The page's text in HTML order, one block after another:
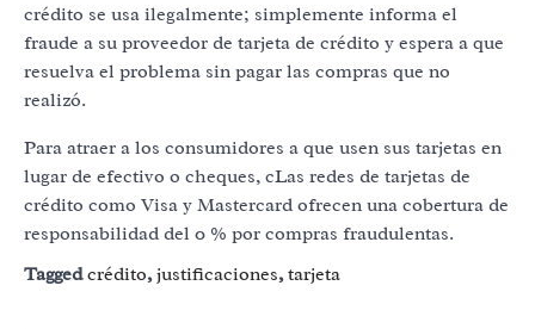
crédito se usa ilegalmente; simplemente informa el
fraude a su proveedor de tarjeta de crédito y espera a que
resuelva el problema sin pagar las compras que no
realizó.
Para atraer a los consumidores a que usen sus tarjetas en
lugar de efectivo o cheques, cLas redes de tarjetas de
crédito como Visa y Mastercard ofrecen una cobertura de
responsabilidad del 0 % por compras fraudulentas.
Taggedcrédito,justificaciones,tarjeta